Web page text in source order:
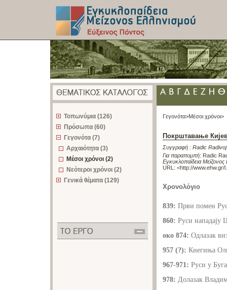
Τοπωνύμια (126)
Πρόσωπα (60)
Γεγονότα (7)
Αρχαιότητα (3)
Μέσοι χρόνοι (2)
Νεότεροι χρόνοι (2)
Γενικά θέματα (129)
Γεγονότα>Μέσοι χρόνοι>
Покрштавање
Συγγραφή : Radic Radivoj
Για παραπομπή: Radic
Εγκυκλοπαίδεια
URL: <http://www.ehw.gr/
Χρονολόγιο
839: Први помен
860: Руси нападају
око 874: Одлазак
957 (?): Кнегиња
967-971: Руси у
978: Долазак